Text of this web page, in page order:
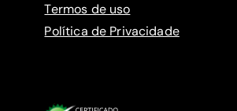
Termos de uso
Política de Privacidade